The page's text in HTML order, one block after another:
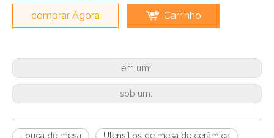
comprar Agora Carrinho
em um:
sob um:
Louça de mesa Utensílios de mesa de cerâmica